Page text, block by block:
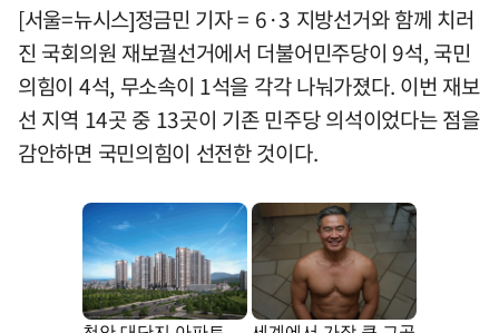
[서울=뉴시스]정금민 기자 = 6·3 지방선거와 함께 치러
진 국회의원 재보궐선거에서 더불어민주당이 9석, 국민
의힘이 4석, 무소속이 1석을 각각 나눠가졌다. 이번 재보
선 지역 14곳 중 13곳이 기존 민주당 의석이었다는 점을
감안하면 국민의힘이 선전한 것이다.